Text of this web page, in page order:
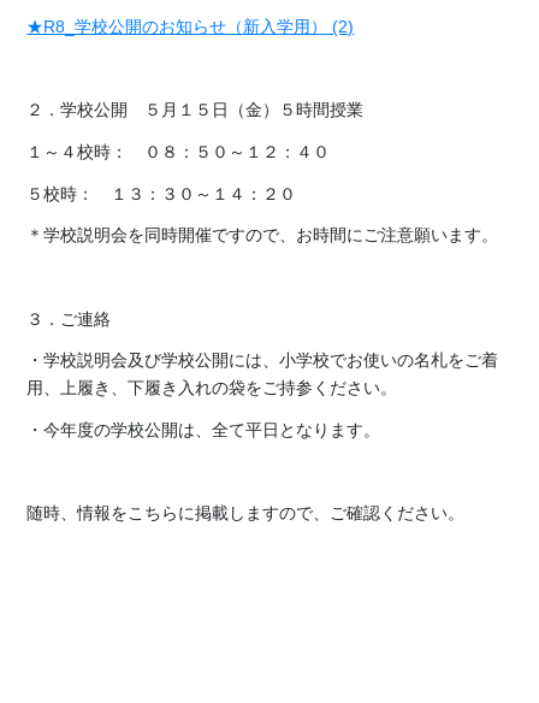
★R8_学校公開のお知らせ（新入学用） (2)
２．学校公開 ５月１５日（金）５時間授業
１～４校時： ０８：５０～１２：４０
５校時： １３：３０～１４：２０
＊学校説明会を同時開催ですので、お時間にご注意願います。
３．ご連絡
・学校説明会及び学校公開には、小学校でお使いの名札をご着
用、上履き、下履き入れの袋をご持参ください。
・今年度の学校公開は、全て平日となります。
随時、情報をこちらに掲載しますので、ご確認ください。